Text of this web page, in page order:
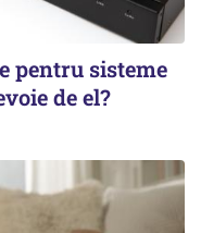
pentru sisteme
de el?